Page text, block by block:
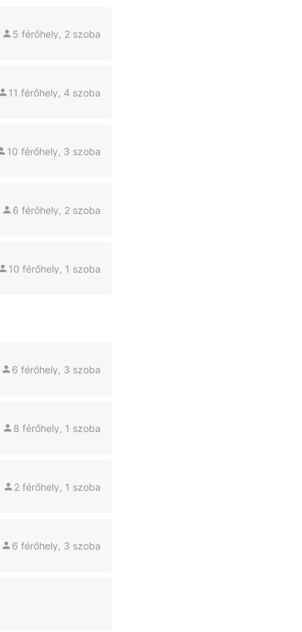
5 férőhely, 2 szoba
11 férőhely, 4 szoba
10 férőhely, 3 szoba
6 férőhely, 2 szoba
10 férőhely, 1 szoba
6 férőhely, 3 szoba
8 férőhely, 1 szoba
2 férőhely, 1 szoba
6 férőhely, 3 szoba